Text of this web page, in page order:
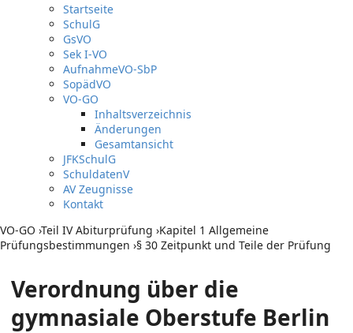
Startseite
SchulG
GsVO
Sek I-VO
AufnahmeVO-SbP
SopädVO
VO-GO
Inhaltsverzeichnis
Änderungen
Gesamtansicht
JFKSchulG
SchuldatenV
AV Zeugnisse
Kontakt
VO-GO ›Teil IV Abiturprüfung ›Kapitel 1 Allgemeine
Prüfungsbestimmungen ›§ 30 Zeitpunkt und Teile der Prüfung
Verordnung über die
gymnasiale Oberstufe Berlin